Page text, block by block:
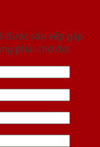
được sắp xếp gặp
phải chờ đợi.